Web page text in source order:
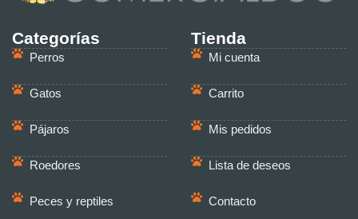
Categorías
Perros
Gatos
Pájaros
Roedores
Peces y reptiles
Tienda
Mi cuenta
Carrito
Mis pedidos
Lista de deseos
Contacto